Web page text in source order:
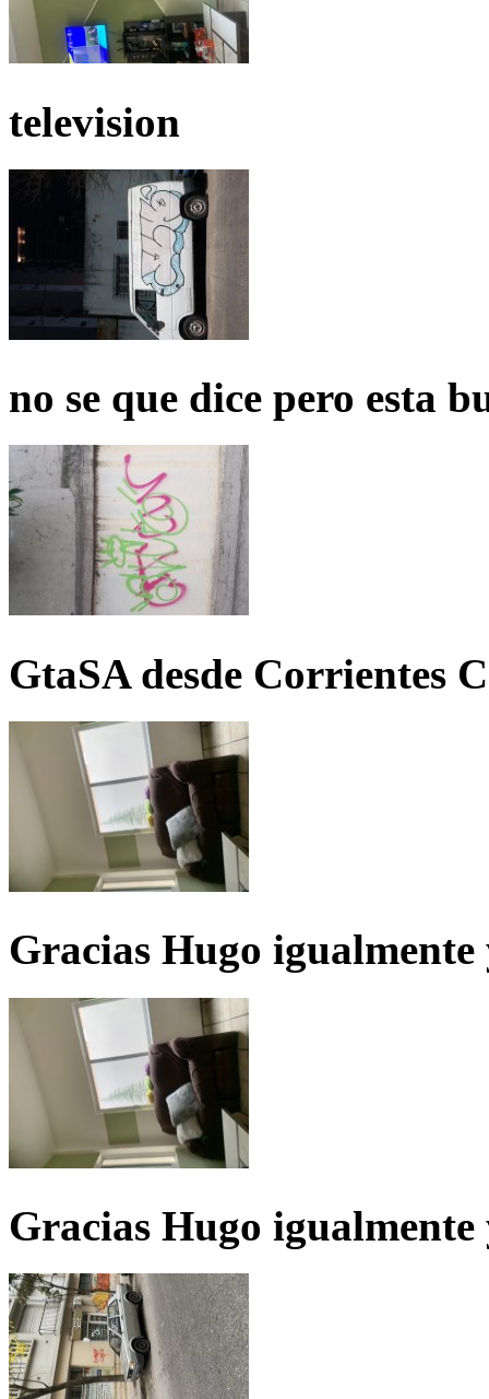
television
no se que dice pero esta
GtaSA desde Corrientes
Gracias Hugo igualmente
Gracias Hugo igualmente